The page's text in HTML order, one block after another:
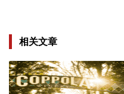
相关文章